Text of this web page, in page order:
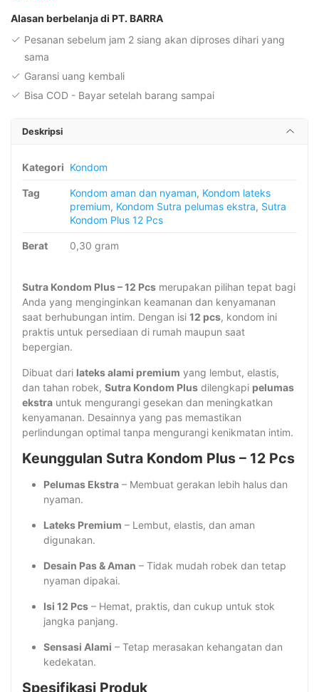
Alasan berbelanja di PT. BARRA
Pesanan sebelum jam 2 siang akan diproses dihari yang
sama
Garansi uang kembali
Bisa COD - Bayar setelah barang sampai
Deskripsi
Kategori Kondom
Tag Kondom aman dan nyaman, Kondom lateks
premium, Kondom Sutra pelumas ekstra, Sutra
Kondom Plus 12 Pcs
Berat 0,30 gram
Sutra Kondom Plus – 12 Pcs merupakan pilihan tepat bagi
Anda yang menginginkan keamanan dan kenyamanan
saat berhubungan intim. Dengan isi 12 pcs, kondom ini
praktis untuk persediaan di rumah maupun saat
bepergian.
Dibuat dari lateks alami premium yang lembut, elastis,
dan tahan robek, Sutra Kondom Plus dilengkapi pelumas
ekstra untuk mengurangi gesekan dan meningkatkan
kenyamanan. Desainnya yang pas memastikan
perlindungan optimal tanpa mengurangi kenikmatan intim.
Keunggulan Sutra Kondom Plus – 12 Pcs
Pelumas Ekstra – Membuat gerakan lebih halus dan
nyaman.
Lateks Premium – Lembut, elastis, dan aman
digunakan.
Desain Pas & Aman – Tidak mudah robek dan tetap
nyaman dipakai.
Isi 12 Pcs – Hemat, praktis, dan cukup untuk stok
jangka panjang.
Sensasi Alami – Tetap merasakan kehangatan dan
kedekatan.
Spesifikasi Produk